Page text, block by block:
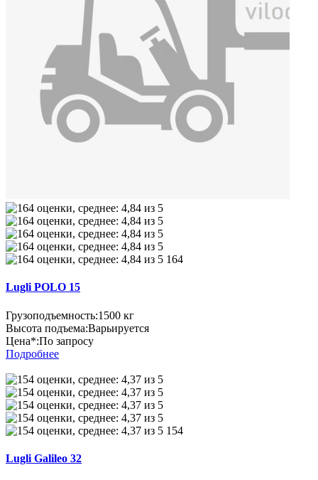
164
Lugli POLO 15
Грузоподъемность:1500 кг
Высота подъема:Варьируется
Цена*:По запросу
Подробнее
154
Lugli Galileo 32